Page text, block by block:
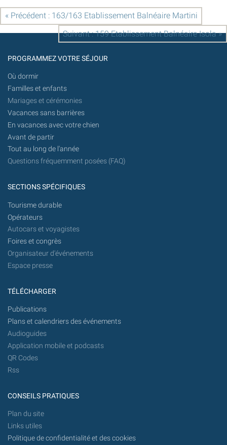
« Précédent : 163/163 Etablissement Balnéaire Martini
Suivant : 159 Etablissement Balnéaire Isola »
PROGRAMMEZ VOTRE SÉJOUR
Où dormir
Familles et enfants
Mariages et cérémonies
Vacances sans barrières
En vacances avec votre chien
Avant de partir
Tout au long de l'année
Questions fréquemment posées (FAQ)
SECTIONS SPÉCIFIQUES
Tourisme durable
Opérateurs
Autocars et voyagistes
Foires et congrès
Organisateur d'événements
Espace presse
TÉLÉCHARGER
Publications
Plans et calendriers des événements
Audioguides
Application mobile et podcasts
QR Codes
Rss
CONSEILS PRATIQUES
Plan du site
Links utiles
Politique de confidentialité et des cookies